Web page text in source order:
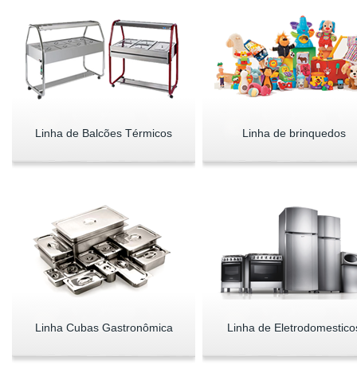
Linha de Balcões Térmicos Linha de brinquedos
Linha Cubas Gastronômica Linha de